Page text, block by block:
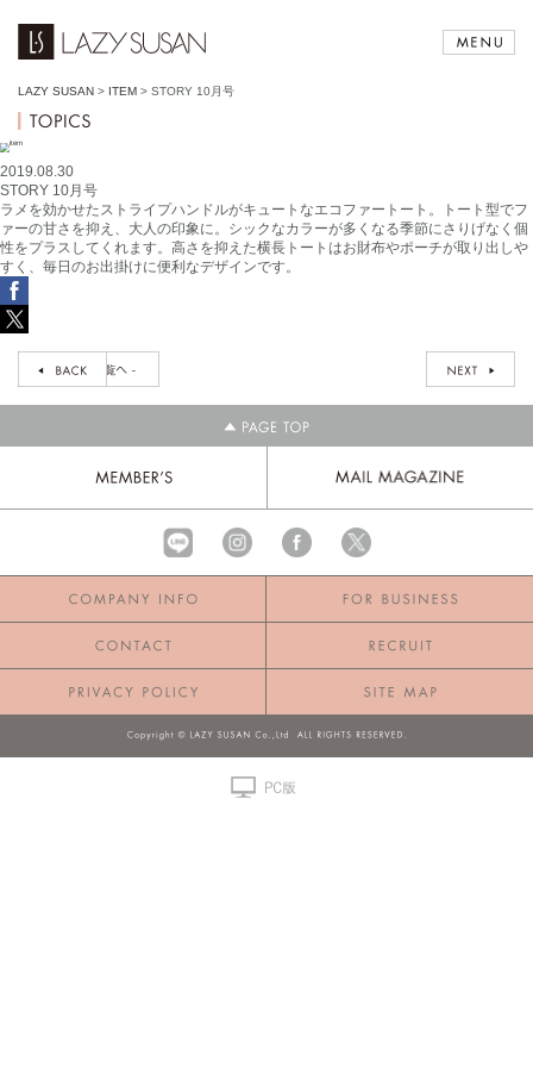
LAZY SUSAN > ITEM > STORY 10月号
2019.08.30
STORY 10月号
ラメを効かせたストライプハンドルがキュートなエコファートート。トート型でフ
ァーの甘さを抑え、大人の印象に。シックなカラーが多くなる季節にさりげなく個
性をプラスしてくれます。高さを抑えた横長トートはお財布やポーチが取り出しや
すく、毎日のお出掛けに便利なデザインです。